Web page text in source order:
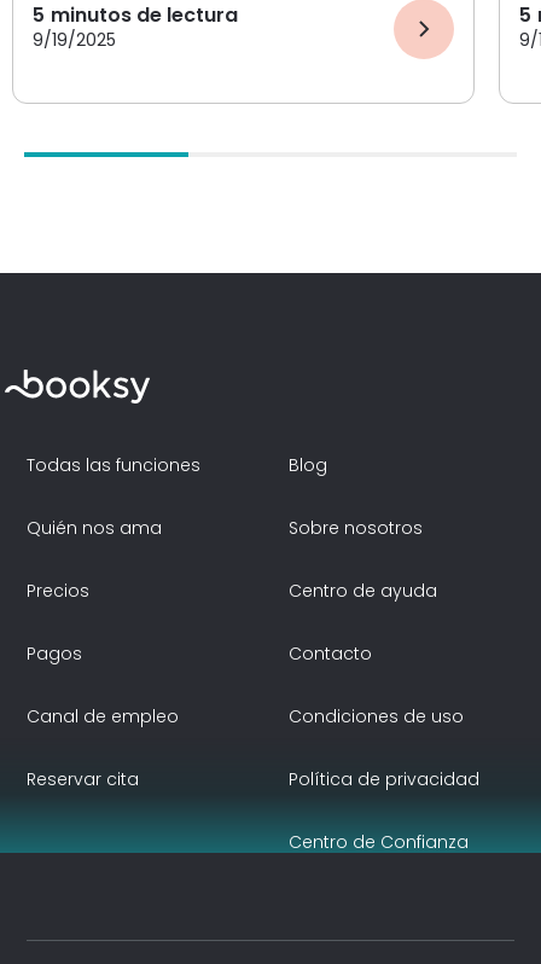
5 minutos de lectura
9/19/2025
5
9/
Todas las funciones
Quién nos ama
Precios
Pagos
Blog
Sobre nosotros
Centro de ayuda
Contacto
Canal de empleo
Reservar cita
Condiciones de uso
Política de privacidad
Centro de Confianza